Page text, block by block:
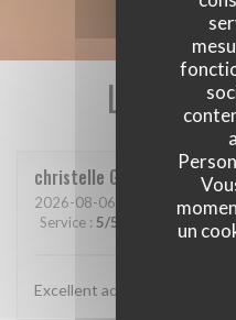
un
Les avis
christelle G
2026-08-06 - 12:15 -
Service : 5/5
Excellent accueil très bon